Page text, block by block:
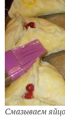
Смазываем